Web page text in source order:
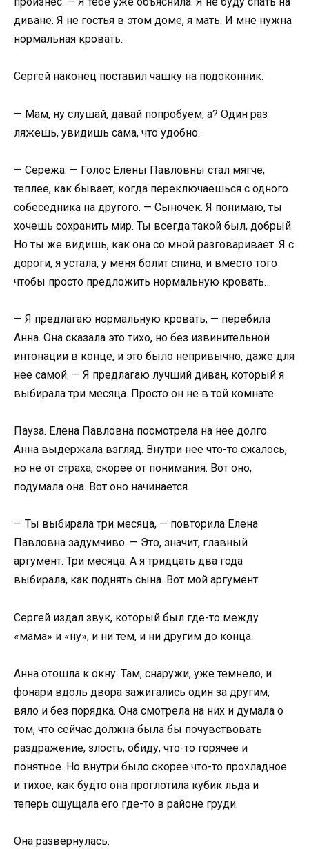
диване. Я не гостья в этом доме, я мать. И мне нужна
нормальная кровать.
Сергей наконец поставил чашку на подоконник.
— Мам, ну слушай, давай попробуем, а? Один раз
ляжешь, увидишь сама, что удобно.
— Сережа. — Голос Елены Павловны стал мягче,
теплее, как бывает, когда переключаешься с одного
собеседника на другого. — Сыночек. Я понимаю, ты
хочешь сохранить мир. Ты всегда такой был, добрый.
Но ты же видишь, как она со мной разговаривает. Я с
дороги, я устала, у меня болит спина, и вместо того
чтобы просто предложить нормальную кровать…
— Я предлагаю нормальную кровать, — перебила
Анна. Она сказала это тихо, но без извинительной
интонации в конце, и это было непривычно, даже для
нее самой. — Я предлагаю лучший диван, который я
выбирала три месяца. Просто он не в той комнате.
Пауза. Елена Павловна посмотрела на нее долго.
Анна выдержала взгляд. Внутри нее что-то сжалось,
но не от страха, скорее от понимания. Вот оно,
подумала она. Вот оно начинается.
— Ты выбирала три месяца, — повторила Елена
Павловна задумчиво. — Это, значит, главный
аргумент. Три месяца. А я тридцать два года
выбирала, как поднять сына. Вот мой аргумент.
Сергей издал звук, который был где-то между
«мама» и «ну», и ни тем, и ни другим до конца.
Анна отошла к окну. Там, снаружи, уже темнело, и
фонари вдоль двора зажигались один за другим,
вяло и без порядка. Она смотрела на них и думала о
том, что сейчас должна была бы почувствовать
раздражение, злость, обиду, что-то горячее и
понятное. Но внутри было скорее что-то прохладное
и тихое, как будто она проглотила кубик льда и
теперь ощущала его где-то в районе груди.
Она развернулась.